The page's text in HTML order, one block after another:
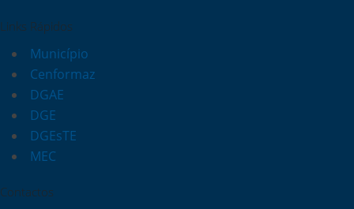
Links Rápidos
Município
Cenformaz
DGAE
DGE
DGEsTE
MEC
Contactos